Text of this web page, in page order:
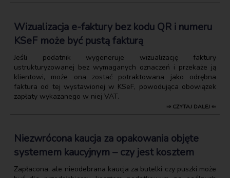
Wizualizacja e-faktury bez kodu QR i numeru
KSeF może być pustą fakturą
Jeśli podatnik wygeneruje wizualizację faktury
ustrukturyzowanej bez wymaganych oznaczeń i przekaże ją
klientowi, może ona zostać potraktowana jako odrębna
faktura od tej wystawionej w KSeF, powodująca obowiązek
zapłaty wykazanego w niej VAT.
⇒ CZYTAJ DALEJ ⇐
Niezwrócona kaucja za opakowania objęte
systemem kaucyjnym – czy jest kosztem
Zapłacona, ale nieodebrana kaucja za butelki czy puszki może